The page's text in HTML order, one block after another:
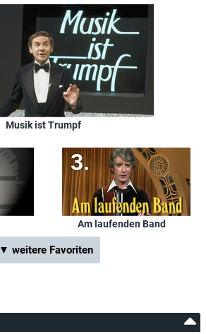
Musik ist Trumpf
Am laufenden Band
▼ weitere Favoriten